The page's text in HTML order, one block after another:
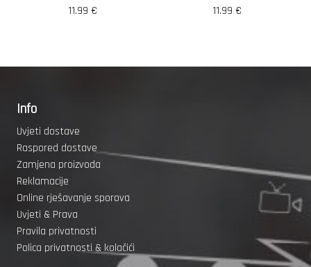
11.99 €
11.99 €
Info
Uvjeti dostave
Raspored dostave
Zamjena proizvoda
Reklamacije
Online rješavanje sporova
Uvjeti & Prava
Pravila privatnosti
Polica privatnosti & kolačići